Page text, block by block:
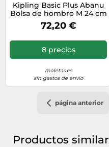
Kipling Basic Plus Abanu
Bolsa de hombro M 24 cm
plateado
72,20 €
8 precios
maletas.es
sin gastos de envío
página anterior
Productos